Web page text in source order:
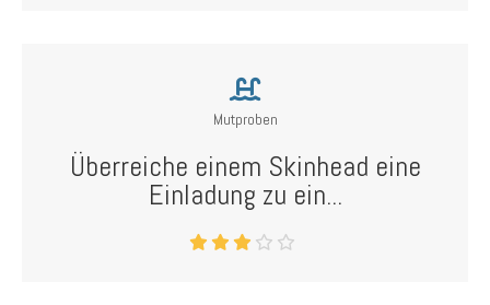
Mutproben
Überreiche einem Skinhead eine
Einladung zu ein...